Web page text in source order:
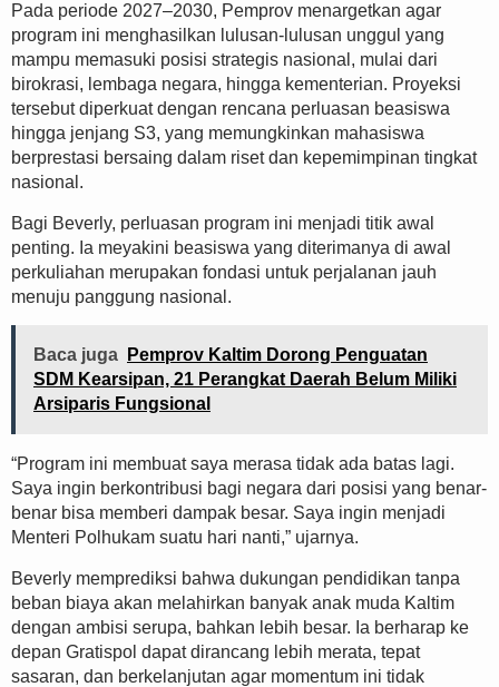
Pada periode 2027–2030, Pemprov menargetkan agar
program ini menghasilkan lulusan-lulusan unggul yang
mampu memasuki posisi strategis nasional, mulai dari
birokrasi, lembaga negara, hingga kementerian. Proyeksi
tersebut diperkuat dengan rencana perluasan beasiswa
hingga jenjang S3, yang memungkinkan mahasiswa
berprestasi bersaing dalam riset dan kepemimpinan tingkat
nasional.
Bagi Beverly, perluasan program ini menjadi titik awal
penting. Ia meyakini beasiswa yang diterimanya di awal
perkuliahan merupakan fondasi untuk perjalanan jauh
menuju panggung nasional.
Baca juga
Pemprov Kaltim Dorong Penguatan
SDM Kearsipan, 21 Perangkat Daerah Belum Miliki
Arsiparis Fungsional
“Program ini membuat saya merasa tidak ada batas lagi.
Saya ingin berkontribusi bagi negara dari posisi yang benar-
benar bisa memberi dampak besar. Saya ingin menjadi
Menteri Polhukam suatu hari nanti,” ujarnya.
Beverly memprediksi bahwa dukungan pendidikan tanpa
beban biaya akan melahirkan banyak anak muda Kaltim
dengan ambisi serupa, bahkan lebih besar. Ia berharap ke
depan Gratispol dapat dirancang lebih merata, tepat
sasaran, dan berkelanjutan agar momentum ini tidak